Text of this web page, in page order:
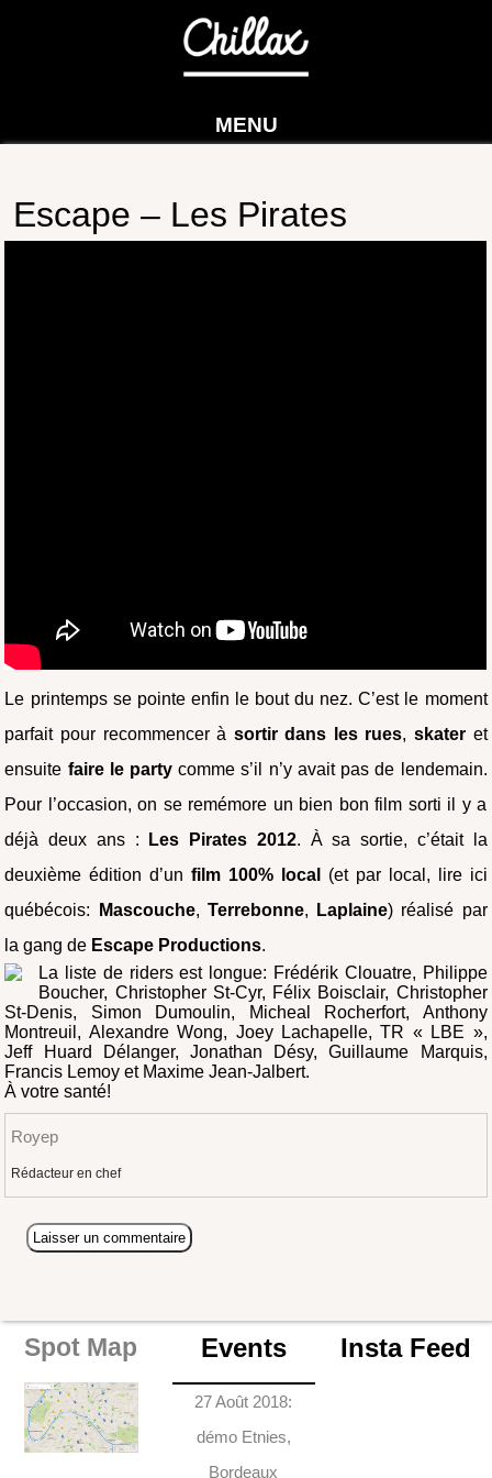
MENU
Escape – Les Pirates
Le printemps se pointe enfin le bout du nez. C’est le moment
parfait pour recommencer à sortir dans les rues, skateret
ensuite faire le party comme s’il n’y avait pas de lendemain.
Pour l’occasion, on se remémore un bien bon film sorti il y a
déjà deux ans :
Les Pirates 2012. À sa sortie, c’était la
deuxième édition d’unfilm 100% local
(et par local, lire ici
québécois:
Mascouche, Terrebonne, Laplaine) réalisé par
la gang de Escape Productions.
La liste de riders est longue: Frédérik Clouatre, Philippe
Boucher, Christopher St-Cyr, Félix Boisclair, Christopher
St-Denis, Simon Dumoulin, Micheal Rocherfort, Anthony
Montreuil, Alexandre Wong, Joey Lachapelle, TR « LBE »,
Jeff Huard Délanger, Jonathan Désy, Guillaume Marquis,
Francis Lemoy et Maxime Jean-Jalbert.
À votre santé!
Royep
Rédacteur en chef
Spot Map Events
27 Août 2018:
démo Etnies,
Bordeaux
Insta Feed